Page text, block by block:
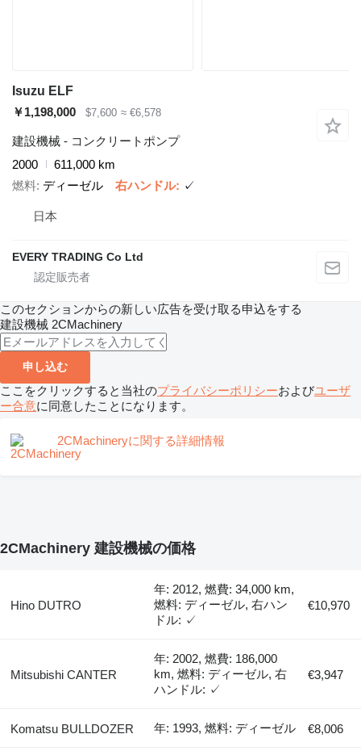
Isuzu ELF
￥1,198,000
$7,600 ≈ €6,578
建設機械 - コンクリートポンプ
2000
611,000 km
燃料 ディーゼル 右ハンドル ✓
日本
EVERY TRADING Co Ltd
このセクションからの新しい広告を受け取る申込をする
建設機械 2CMachinery
申し込む
ここをクリックすると当社のプライバシーポリシーおよびユーザ
ー合意に同意したことになります。
2CMachineryに関する詳細情報
2CMachinery 建設機械の価格
Hino DUTRO
年: 2012, 燃費: 34,000 km,
燃料: ディーゼル, 右ハン
ドル: ✓
€10,970
Mitsubishi CANTER
年: 2002, 燃費: 186,000
km, 燃料: ディーゼル, 右
ハンドル: ✓
€3,947
Komatsu BULLDOZER 年: 1993, 燃料: ディーゼル €8,006